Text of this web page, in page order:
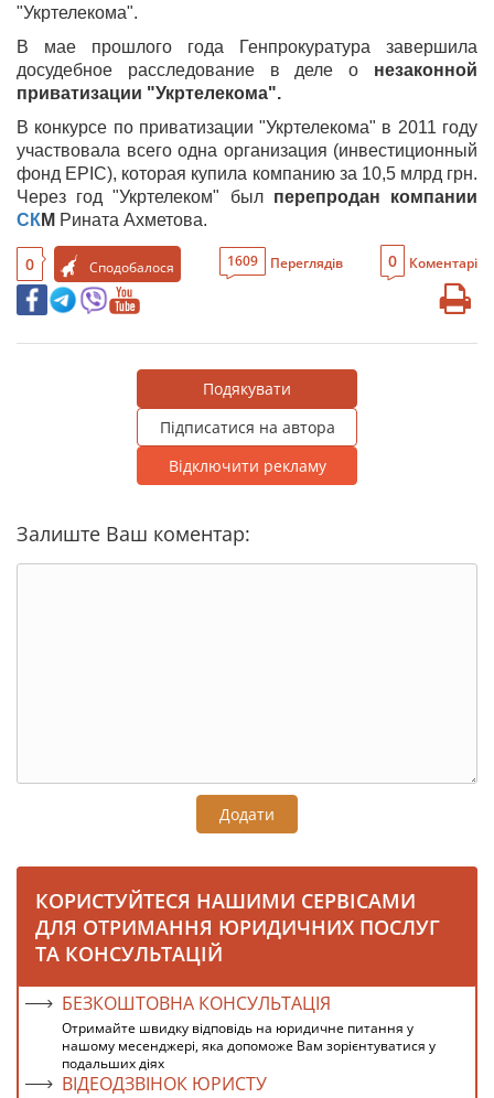
"Укртелекома".
В мае прошлого года Генпрокуратура завершила
досудебное расследование в деле о незаконной
приватизации "Укртелекома".
В конкурсе по приватизации "Укртелекома" в 2011 году
участвовала всего одна организация (инвестиционный
фонд EPIC), которая купила компанию за 10,5 млрд грн.
Через год "Укртелеком" был перепродан компании
СКМ Рината Ахметова.
0 Сподобалося 1609 Переглядів 0 Коментарі
Подякувати
Підписатися на автора
Відключити рекламу
Залиште Ваш коментар:
Додати
КОРИСТУЙТЕСЯ НАШИМИ СЕРВІСАМИ
ДЛЯ ОТРИМАННЯ ЮРИДИЧНИХ ПОСЛУГ
ТА КОНСУЛЬТАЦІЙ
БЕЗКОШТОВНА КОНСУЛЬТАЦІЯ
Отримайте швидку відповідь на юридичне питання у
нашому месенджері, яка допоможе Вам зорієнтуватися у
подальших діях
ВІДЕОДЗВІНОК ЮРИСТУ